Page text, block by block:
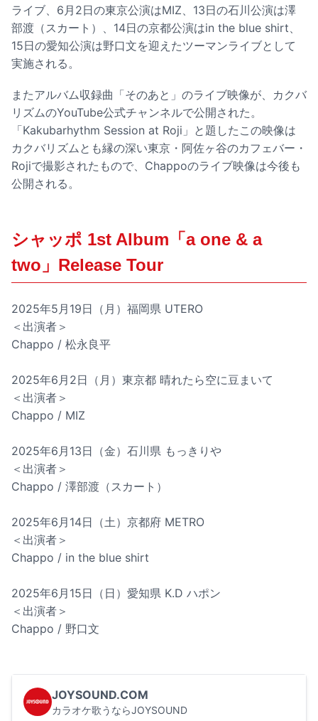
ライブ、6月2日の東京公演はMIZ、13日の石川公演は澤
部渡（スカート）、14日の京都公演はin the blue shirt、
15日の愛知公演は野口文を迎えたツーマンライブとして
実施される。
またアルバム収録曲「そのあと」のライブ映像が、カクバ
リズムのYouTube公式チャンネルで公開された。
「Kakubarhythm Session at Roji」と題したこの映像は
カクバリズムとも縁の深い東京・阿佐ヶ谷のカフェバー・
Rojiで撮影されたもので、Chappoのライブ映像は今後も
公開される。
シャッポ 1st Album「a one & a
two」Release Tour
2025年5月19日（月）福岡県 UTERO
＜出演者＞
Chappo / 松永良平
2025年6月2日（月）東京都 晴れたら空に豆まいて
＜出演者＞
Chappo / MIZ
2025年6月13日（金）石川県 もっきりや
＜出演者＞
Chappo / 澤部渡（スカート）
2025年6月14日（土）京都府 METRO
＜出演者＞
Chappo / in the blue shirt
2025年6月15日（日）愛知県 K.D ハポン
＜出演者＞
Chappo / 野口文
JOYSOUND.COM
カラオケ歌うならJOYSOUND